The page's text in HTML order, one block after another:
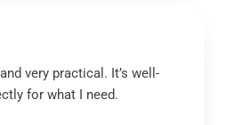
very practical. It’s well-
for what I need.